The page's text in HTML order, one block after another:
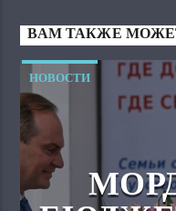
ВАМ ТАКЖЕ
НОВОСТИ